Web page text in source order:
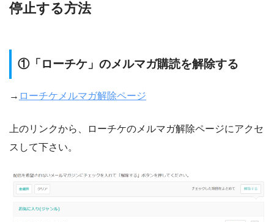
停止する方法
①「ローチケ」のメルマガ購読を解除する
→ ローチケメルマガ解除ページ
上のリンクから、ローチケのメルマガ解除ページにアクセ
スして下さい。